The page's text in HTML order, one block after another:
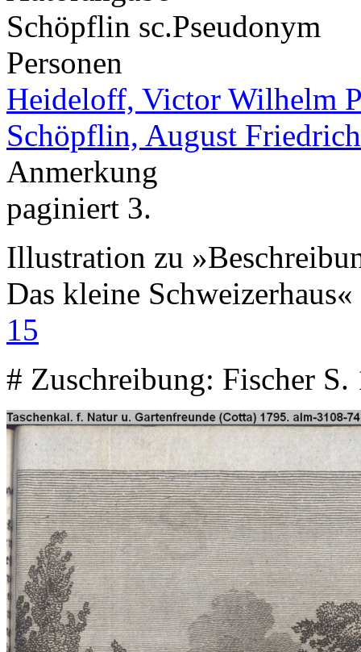
Schöpflin sc.Pseudonym
Personen
Heideloff, Victor Wilhelm
Schöpflin, August Friedrich
Anmerkung
paginiert 3.
Illustration zu
Das kleine
15
# Zuschreibung: Fischer S.